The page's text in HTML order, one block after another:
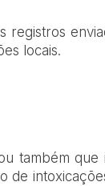
registros
locais.
também
de